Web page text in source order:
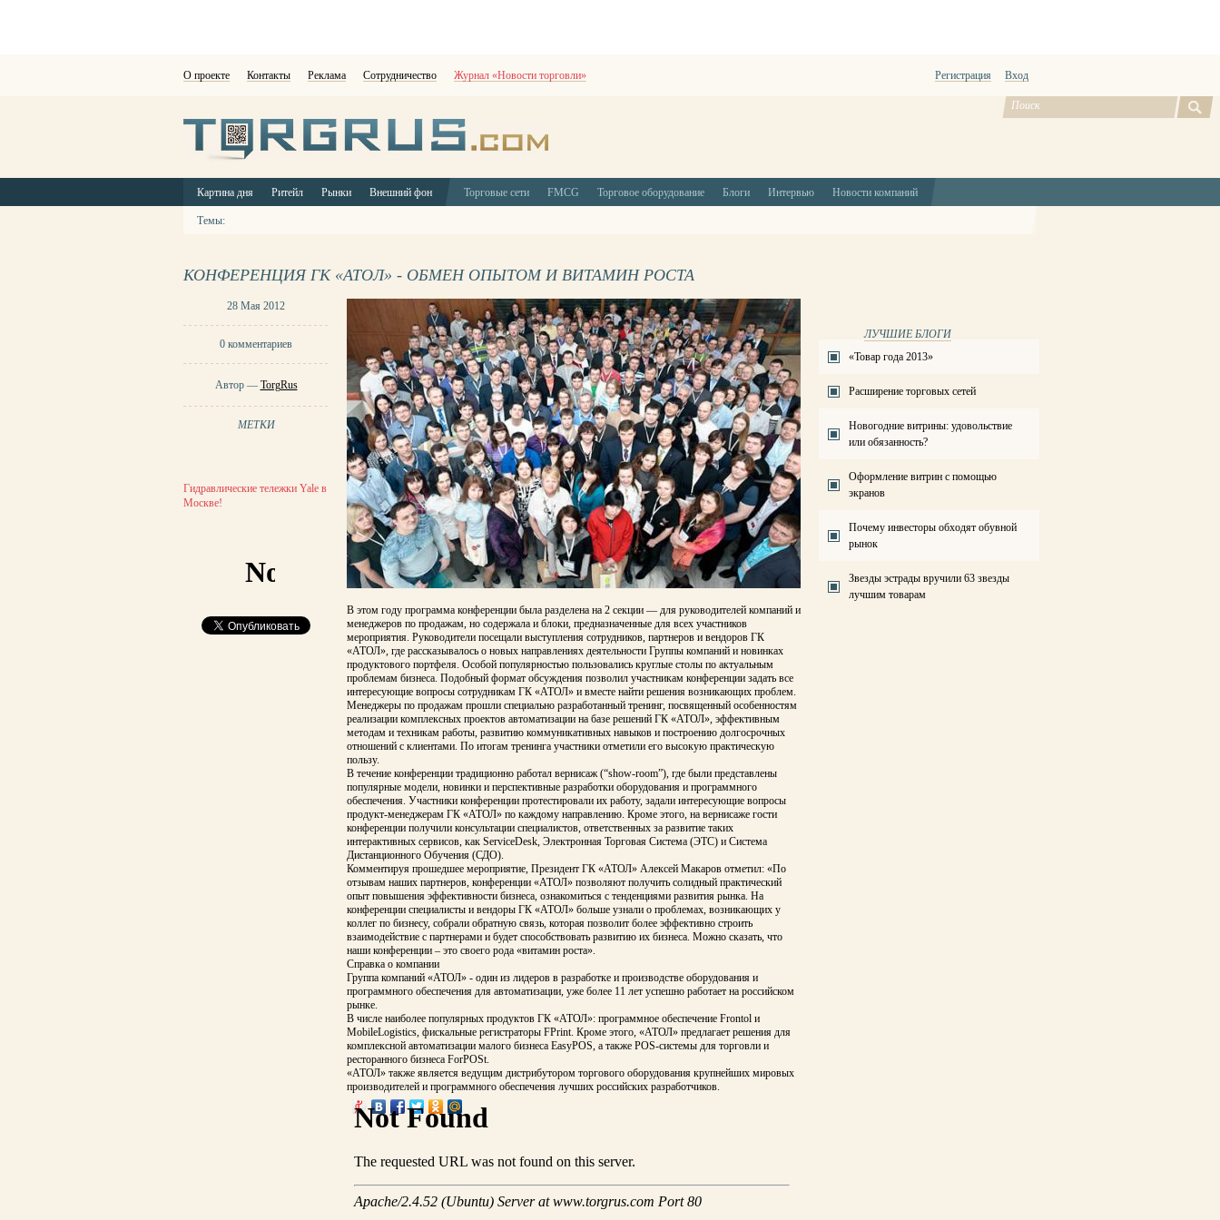
О проекте Контакты Реклама Сотрудничество Журнал «Новости торговли» Регистрация Вход
Картина дня Ритейл Рынки Внешний фон Торговые сети FMCG Торговое оборудование Блоги Интервью Новости компаний
Темы:
КОНФЕРЕНЦИЯ ГК «АТОЛ» - ОБМЕН ОПЫТОМ И ВИТАМИН РОСТА
28 Мая 2012
0 комментариев
Автор — TorgRus
МЕТКИ
Гидравлические тележки Yale в
Москве!
В этом году программа конференции была разделена на 2 секции — для руководителей компаний и
менеджеров по продажам, но содержала и блоки, предназначенные для всех участников
мероприятия. Руководители посещали выступления сотрудников, партнеров и вендоров ГК
«АТОЛ», где рассказывалось о новых направлениях деятельности Группы компаний и новинках
продуктового портфеля. Особой популярностью пользовались круглые столы по актуальным
проблемам бизнеса. Подобный формат обсуждения позволил участникам конференции задать все
интересующие вопросы сотрудникам ГК «АТОЛ» и вместе найти решения возникающих проблем.
Менеджеры по продажам прошли специально разработанный тренинг, посвященный особенностям
реализации комплексных проектов автоматизации на базе решений ГК «АТОЛ», эффективным
методам и техникам работы, развитию коммуникативных навыков и построению долгосрочных
отношений с клиентами. По итогам тренинга участники отметили его высокую практическую
пользу.
В течение конференции традиционно работал вернисаж (“show-room”), где были представлены
популярные модели, новинки и перспективные разработки оборудования и программного
обеспечения. Участники конференции протестировали их работу, задали интересующие вопросы
продукт-менеджерам ГК «АТОЛ» по каждому направлению. Кроме этого, на вернисаже гости
конференции получили консультации специалистов, ответственных за развитие таких
интерактивных сервисов, как ServiceDesk, Электронная Торговая Система (ЭТС) и Система
Дистанционного Обучения (СДО).
Комментируя прошедшее мероприятие, Президент ГК «АТОЛ» Алексей Макаров отметил: «По
отзывам наших партнеров, конференции «АТОЛ» позволяют получить солидный практический
опыт повышения эффективности бизнеса, ознакомиться с тенденциями развития рынка. На
конференции специалисты и вендоры ГК «АТОЛ» больше узнали о проблемах, возникающих у
коллег по бизнесу, собрали обратную связь, которая позволит более эффективно строить
взаимодействие с партнерами и будет способствовать развитию их бизнеса. Можно сказать, что
наши конференции – это своего рода «витамин роста».
Справка о компании
Группа компаний «АТОЛ» - один из лидеров в разработке и производстве оборудования и
программного обеспечения для автоматизации, уже более 11 лет успешно работает на российском
рынке.
В числе наиболее популярных продуктов ГК «АТОЛ»: программное обеспечение Frontol и
MobileLogistics, фискальные регистраторы FPrint. Кроме этого, «АТОЛ» предлагает решения для
комплексной автоматизации малого бизнеса EasyPOS, а также POS-системы для торговли и
ресторанного бизнеса ForPOSt.
«АТОЛ» также является ведущим дистрибутором торгового оборудования крупнейших мировых
производителей и программного обеспечения лучших российских разработчиков.
ЛУЧШИЕ БЛОГИ
«Товар года 2013»
Расширение торговых сетей
Новогодние витрины: удовольствие
или обязанность?
Оформление витрин с помощью
экранов
Почему инвесторы обходят обувной
рынок
Звезды эстрады вручили 63 звезды
лучшим товарам